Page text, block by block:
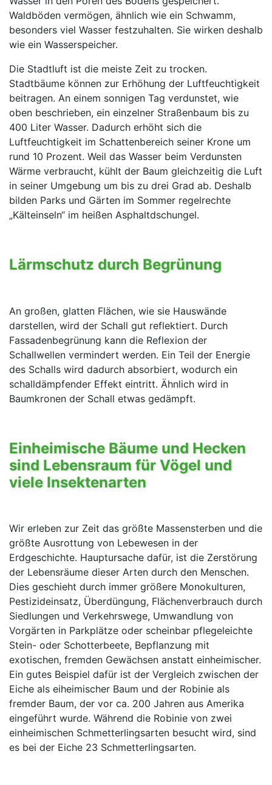
Waldböden vermögen, ähnlich wie ein Schwamm,
besonders viel Wasser festzuhalten. Sie wirken deshalb
wie ein Wasserspeicher.
Die Stadtluft ist die meiste Zeit zu trocken.
Stadtbäume können zur Erhöhung der Luftfeuchtigkeit
beitragen. An einem sonnigen Tag verdunstet, wie
oben beschrieben, ein einzelner Straßenbaum bis zu
400 Liter Wasser. Dadurch erhöht sich die
Luftfeuchtigkeit im Schattenbereich seiner Krone um
rund 10 Prozent. Weil das Wasser beim Verdunsten
Wärme verbraucht, kühlt der Baum gleichzeitig die Luft
in seiner Umgebung um bis zu drei Grad ab. Deshalb
bilden Parks und Gärten im Sommer regelrechte
„Kälteinseln“ im heißen Asphaltdschungel.
Lärmschutz durch Begrünung
An großen, glatten Flächen, wie sie Hauswände
darstellen, wird der Schall gut reflektiert. Durch
Fassadenbegrünung kann die Reflexion der
Schallwellen vermindert werden. Ein Teil der Energie
des Schalls wird dadurch absorbiert, wodurch ein
schalldämpfender Effekt eintritt. Ähnlich wird in
Baumkronen der Schall etwas gedämpft.
Einheimische Bäume und Hecken
sind Lebensraum für Vögel und
viele Insektenarten
Wir erleben zur Zeit das größte Massensterben und die
größte Ausrottung von Lebewesen in der
Erdgeschichte. Hauptursache dafür, ist die Zerstörung
der Lebensräume dieser Arten durch den Menschen.
Dies geschieht durch immer größere Monokulturen,
Pestizideinsatz, Überdüngung, Flächenverbrauch durch
Siedlungen und Verkehrswege, Umwandlung von
Vorgärten in Parkplätze oder scheinbar pflegeleichte
Stein- oder Schotterbeete, Bepflanzung mit
exotischen, fremden Gewächsen anstatt einheimischer.
Ein gutes Beispiel dafür ist der Vergleich zwischen der
Eiche als eiheimischer Baum und der Robinie als
fremder Baum, der vor ca. 200 Jahren aus Amerika
eingeführt wurde. Während die Robinie von zwei
einheimischen Schmetterlingsarten besucht wird, sind
es bei der Eiche 23 Schmetterlingsarten.